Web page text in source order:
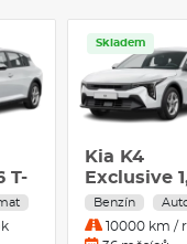
VÝBAVA
GPS navigace, Kia
CarPlay
sedadlo řidiče
senzory
Smart Key, startovací
T-
Skladem
Kia K4
Exclusive
GDI GPF
Benzín
10000 km /